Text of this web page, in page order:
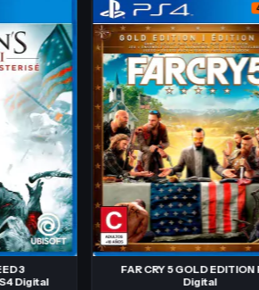
3
Digital
FAR CRY 5 GOLD EDITION
Digital